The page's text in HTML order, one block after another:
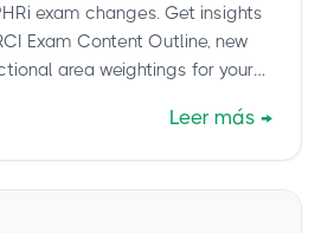
exam changes. Get insights
Exam Content Outline, new
area weightings for your
Leer más →